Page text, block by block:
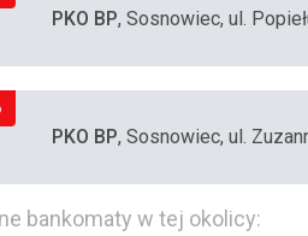
PKO BP, Sosnowiec, ul.
PKO BP, Sosnowiec, ul.
bankomaty w tej okolicy: